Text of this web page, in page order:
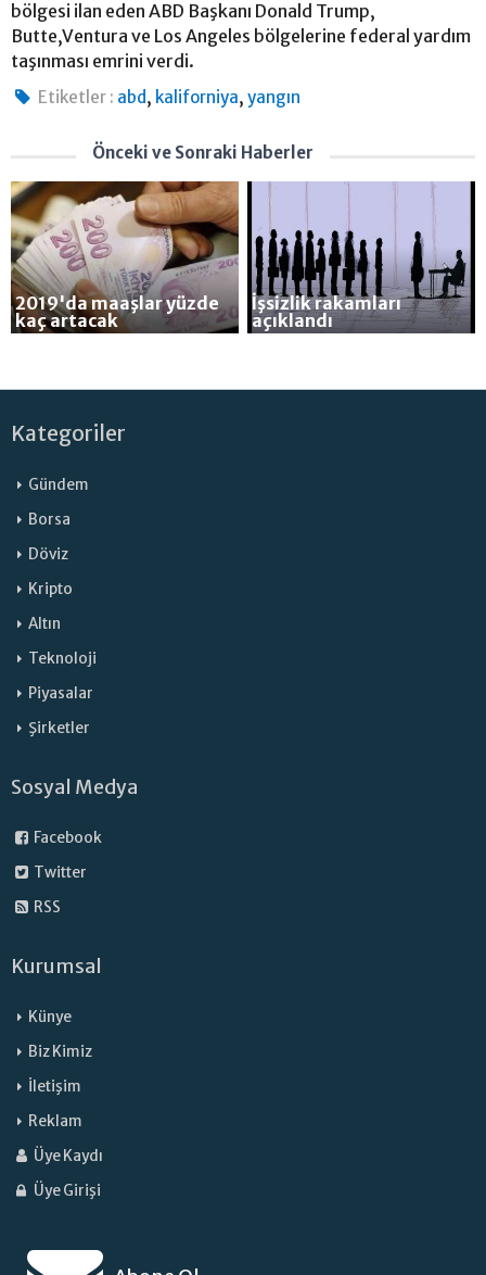
bölgesi ilan eden ABD Başkanı Donald Trump,
Butte,Ventura ve Los Angeles bölgelerine federal yardım
taşınması emrini verdi.
Etiketler : abd, kaliforniya,yangın
Önceki ve Sonraki Haberler
2019'da maaşlar yüzde
kaç artacak
İşsizlik rakamları
açıklandı
Kategoriler
Gündem
Borsa
Döviz
Kripto
Altın
Teknoloji
Piyasalar
Şirketler
Sosyal Medya
Facebook
Twitter
RSS
Kurumsal
Künye
Biz Kimiz
İletişim
Reklam
Üye Kaydı
Üye Girişi